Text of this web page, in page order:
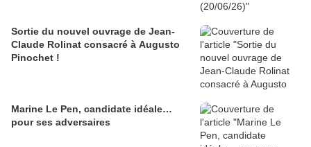
Sortie du nouvel ouvrage de Jean-
Claude Rolinat consacré à Augusto
Pinochet !
Marine Le Pen, candidate idéale…
pour ses adversaires